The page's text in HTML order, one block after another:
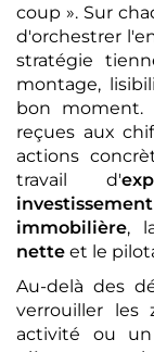
coup ». Sur
d'orchestrer
stratégie
montage,
bon moment.
reçues aux
actions
travail d'
immobilière,
nette et le
Au-delà des
verrouiller les
activité ou